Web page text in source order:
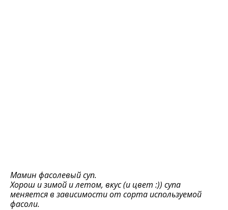
Мамин фасолевый суп.
Хорош и зимой и летом, вкус (и цвет :)) супа
меняется в зависимости от сорта используемой
фасоли.